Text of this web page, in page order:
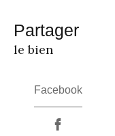
partager
le bien
Facebook